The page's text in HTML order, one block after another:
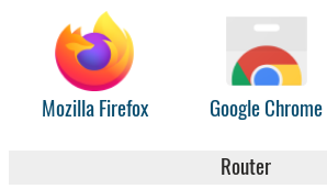
Mozilla Firefox Google Chrome
Router